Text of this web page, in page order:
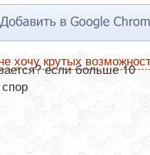
если больше 10
хочу крутых